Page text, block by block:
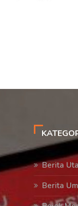
Berita
Berita